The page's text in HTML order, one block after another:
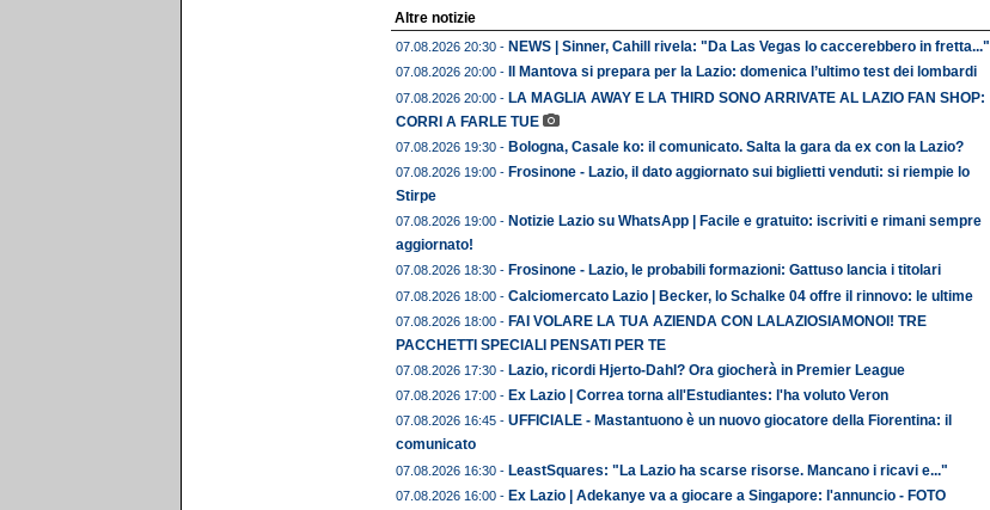
Altre notizie
07.08.2026 20:30 - NEWS | Sinner, Cahill rivela: "Da Las Vegas lo caccerebbero in fretta..."
07.08.2026 20:00 - Il Mantova si prepara per la Lazio: domenica l’ultimo test dei lombardi
07.08.2026 20:00 - LA MAGLIA AWAY E LA THIRD SONO ARRIVATE AL LAZIO FAN SHOP:
CORRI A FARLE TUE
07.08.2026 19:30 - Bologna, Casale ko: il comunicato. Salta la gara da ex con la Lazio?
07.08.2026 19:00 - Frosinone - Lazio, il dato aggiornato sui biglietti venduti: si riempie lo
Stirpe
07.08.2026 19:00 - Notizie Lazio su WhatsApp | Facile e gratuito: iscriviti e rimani sempre
aggiornato!
07.08.2026 18:30 - Frosinone - Lazio, le probabili formazioni: Gattuso lancia i titolari
07.08.2026 18:00 - Calciomercato Lazio | Becker, lo Schalke 04 offre il rinnovo: le ultime
07.08.2026 18:00 - FAI VOLARE LA TUA AZIENDA CON LALAZIOSIAMONOI! TRE
PACCHETTI SPECIALI PENSATI PER TE
07.08.2026 17:30 - Lazio, ricordi Hjerto-Dahl? Ora giocherà in Premier League
07.08.2026 17:00 - Ex Lazio | Correa torna all'Estudiantes: l'ha voluto Veron
07.08.2026 16:45 - UFFICIALE - Mastantuono è un nuovo giocatore della Fiorentina: il
comunicato
07.08.2026 16:30 - LeastSquares: "La Lazio ha scarse risorse. Mancano i ricavi e..."
07.08.2026 16:00 - Ex Lazio | Adekanye va a giocare a Singapore: l'annuncio - FOTO